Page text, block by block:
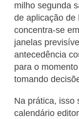
milho segunda
de aplicação de
concentra-se
janelas
antecedência
para o
tomando
Na prática, isso
calendário